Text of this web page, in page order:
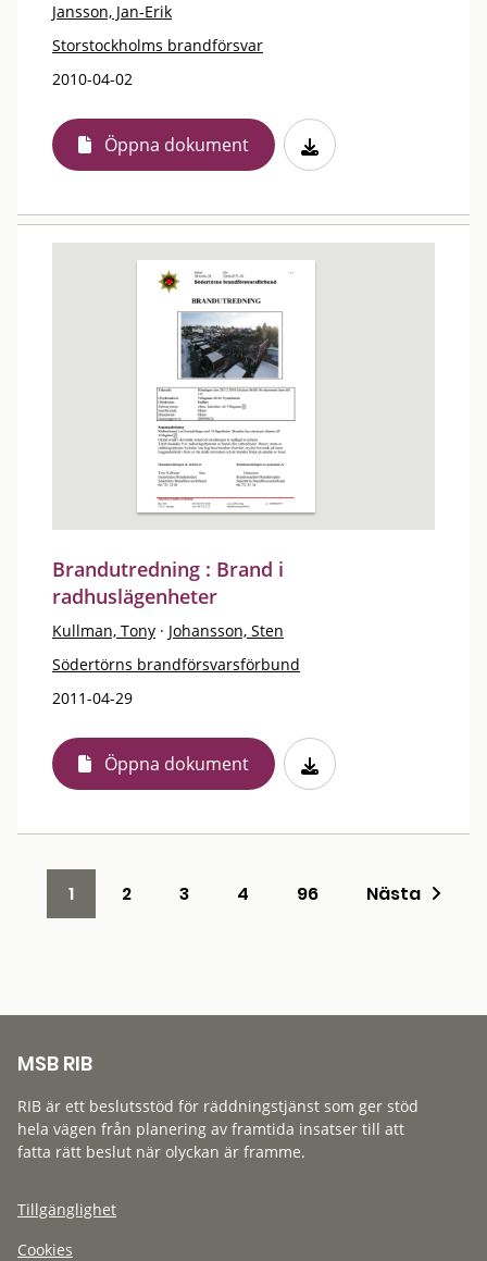
Jansson, Jan-Erik
Storstockholms brandförsvar
2010-04-02
Öppna dokument
Brandutredning : Brand i
radhuslägenheter
Kullman, Tony · Johansson, Sten
Södertörns brandförsvarsförbund
2011-04-29
Öppna dokument
1 2 3 4 96 Nästa
MSB RIB
RIB är ett beslutsstöd för räddningstjänst som ger stöd
hela vägen från planering av framtida insatser till att
fatta rätt beslut när olyckan är framme.
Tillgänglighet
Cookies